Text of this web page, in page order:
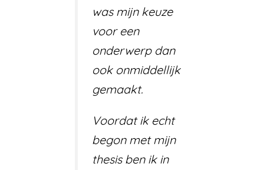
was mijn keuze
voor een
onderwerp dan
ook onmiddellijk
gemaakt.
Voordat ik echt
begon met mijn
thesis ben ik in